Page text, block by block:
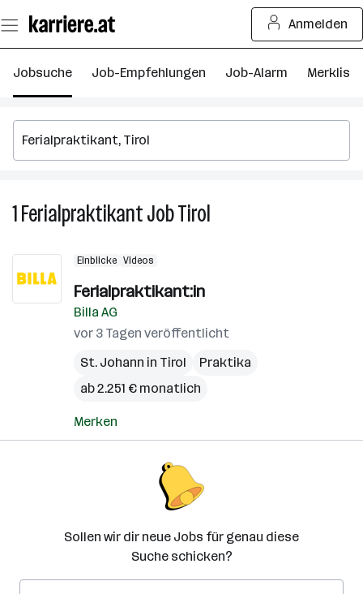
Seiteninhalt
springen
Anmelden
Jobsuche Job-Empfehlungen Job-Alarm Merkliste
1FerialpraktikantJobTirol
Einblicke Videos
Ferialpraktikant:in
Billa AG
vor 3 Tagen veröffentlicht
St. Johann in Tirol
Praktika
ab 2.251 € monatlich
Merken
Sollen wir dir neue Jobs für genau diese
Suche schicken?